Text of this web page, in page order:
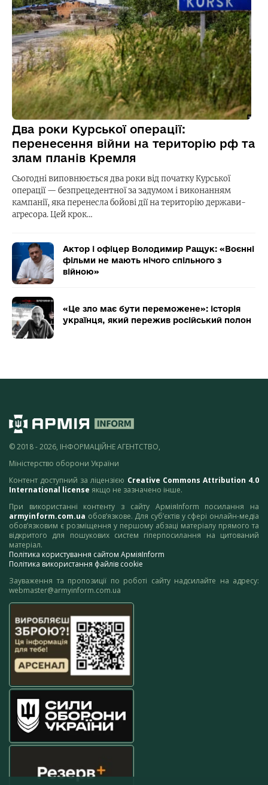
Два роки Курської операції:
перенесення війни на територію рф та
злам планів Кремля
Сьогодні виповнюється два роки від початку Курської
операції — безпрецедентної за задумом і виконанням
кампанії, яка перенесла бойові дії на територію держави-
агресора. Цей крок…
Актор і офіцер Володимир Ращук: «Воєнні
фільми не мають нічого спільного з
війною»
«Це зло має бути переможене»: історія
українця, який пережив російський полон
© 2018 - 2026, ІНФОРМАЦІЙНЕ АГЕНТСТВО,
Міністерство оборони України
Контент доступний за ліцензією Creative Commons Attribution 4.0
International license якщо не зазначено інше.
При використанні контенту з сайту АрміяInform посилання на
armyinform.com.ua обов’язкове. Для суб’єктів у сфері онлайн-медіа
обов’язковим є розміщення у першому абзаці матеріалу прямого та
відкритого для пошукових систем гіперпосилання на цитований
матеріал.
Політика користування сайтом АрміяInform
Політика використання файлів cookie
Зауваження та пропозиції по роботі сайту надсилайте на адресу:
webmaster@armyinform.com.ua